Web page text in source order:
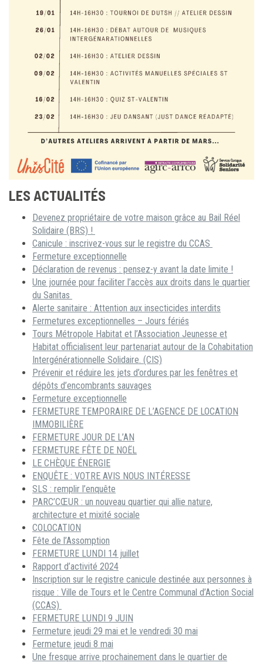
LES ACTUALITÉS
Devenez propriétaire de votre maison grâce au Bail Réel
Solidaire (BRS) !
Canicule : inscrivez-vous sur le registre du CCAS
Fermeture exceptionnelle
Déclaration de revenus : pensez-y avant la date limite !
Une journée pour faciliter l’accès aux droits dans le quartier
du Sanitas
Alerte sanitaire : Attention aux insecticides interdits
Fermetures exceptionnelles – Jours fériés
Tours Métropole Habitat et l’Association Jeunesse et
Habitat officialisent leur partenariat autour de la Cohabitation
Intergénérationnelle Solidaire. (CIS)
Prévenir et réduire les jets d’ordures par les fenêtres et
dépôts d’encombrants sauvages
Fermeture exceptionnelle
FERMETURE TEMPORAIRE DE L’AGENCE DE LOCATION
IMMOBILIÈRE
FERMETURE JOUR DE L’AN
FERMETURE FÊTE DE NOËL
LE CHÈQUE ÉNERGIE
ENQUÊTE : VOTRE AVIS NOUS INTÉRESSE
SLS : remplir l’enquête
PARC’CŒUR : un nouveau quartier qui allie nature,
architecture et mixité sociale
COLOCATION
Fête de l’Assomption
FERMETURE LUNDI 14 juillet
Rapport d’activité 2024
Inscription sur le registre canicule destinée aux personnes à
risque : Ville de Tours et le Centre Communal d’Action Social
(CCAS)
FERMETURE LUNDI 9 JUIN
Fermeture jeudi 29 mai et le vendredi 30 mai
Fermeture jeudi 8 mai
Une fresque arrive prochainement dans le quartier de